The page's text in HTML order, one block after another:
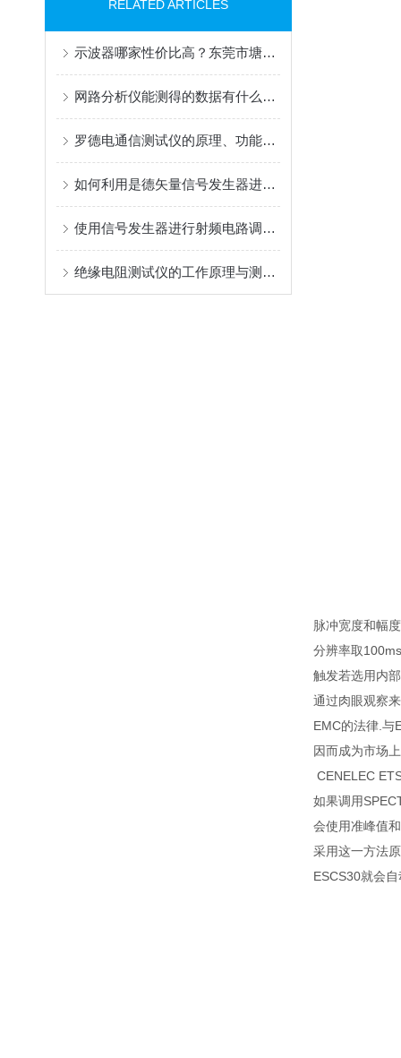
RELATED ARTICLES
示波器哪家性价比高？东莞市塘厦科翔主流型号对比
网路分析仪能测得的数据有什么限制吗
罗德电通信测试仪的原理、功能特点和应用领域介绍
如何利用是德矢量信号发生器进行相位噪声测量
使用信号发生器进行射频电路调试的实用技巧
绝缘电阻测试仪的工作原理与测量原理
脉冲宽度和幅
分辨率取
触发若选用内
通过肉眼观察
EMC的法律.与
因而成为市场
CENELEC
如果调用
会使用准峰值
采用这一方法
ESCS30就会